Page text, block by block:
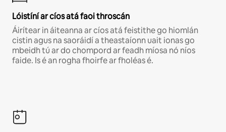
Lóistíní ar cíos atá faoi throscán
Áirítear in áiteanna ar cíos atá feistithe go hiomlán
cistin agus na saoráidí a theastaíonn uait ionas go
mbeidh tú ar do chompord ar feadh míosa nó níos
faide. Is é an rogha fhoirfe ar fholéas é.